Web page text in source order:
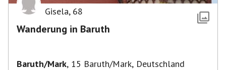
Gisela, 68
Wanderung in Baruth
Baruth/Mark, 15 Baruth/Mark, Deutschland